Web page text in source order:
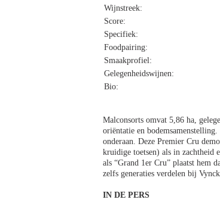
Wijnstreek:
Score:
Specifiek:
Foodpairing:
Smaakprofiel:
Gelegenheidswijnen:
Bio:
Malconsorts omvat 5,86 ha,
oriëntatie en
onderaan. Deze Premier Cru
kruidige toetsen) als in zachtheid
als “Grand 1er Cru” plaatst hem
zelfs generaties verdelen bij
IN DE PERS